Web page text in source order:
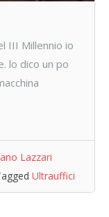
III Millennio io
lo dico un po
Lazzari
Ultrauffici